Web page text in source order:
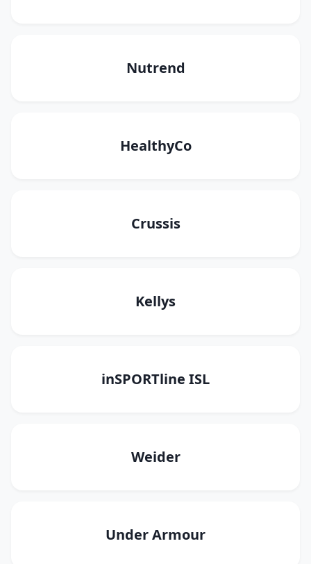
Nutrend
HealthyCo
Crussis
Kellys
inSPORTline ISL
Weider
Under Armour